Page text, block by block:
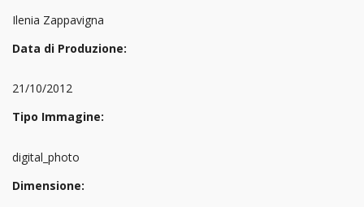
Ilenia Zappavigna
Data di Produzione:
21/10/2012
Tipo Immagine:
digital_photo
Dimensione: